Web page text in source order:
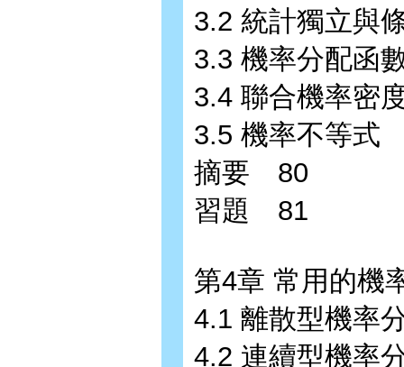
3.2 統計獨立與
3.3 機率分配函
3.4 聯合機率密
3.5 機率不等式
摘要 80
習題 81
第4章 常用的
4.1 離散型機率
4.2 連續型機率